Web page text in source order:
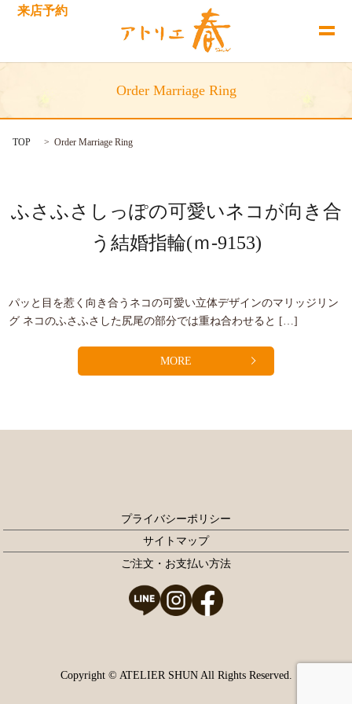
来店予約
Order Marriage Ring
TOP Order Marriage Ring
ふさふさしっぽの可愛いネコが向き合
う結婚指輪(ｍ-9153)
パッと目を惹く向き合うネコの可愛い立体デザインのマリッジリン
グ ネコのふさふさした尻尾の部分では重ね合わせると […]
MORE
プライバシーポリシー
サイトマップ
ご注文・お支払い方法
Copyright © ATELIER SHUN All Rights Reserved.